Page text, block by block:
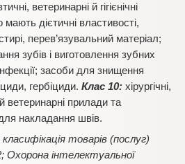
ветеринарні й гігієнічні
дієтичні властивості,
перев’язувальний матеріал;
зубів і виготовлення зубних
засоби для знищення
гербіциди. Клас 10: хірургічні,
ветеринарні прилади та
накладання швів.
товарів (послуг)
інтелектуальної